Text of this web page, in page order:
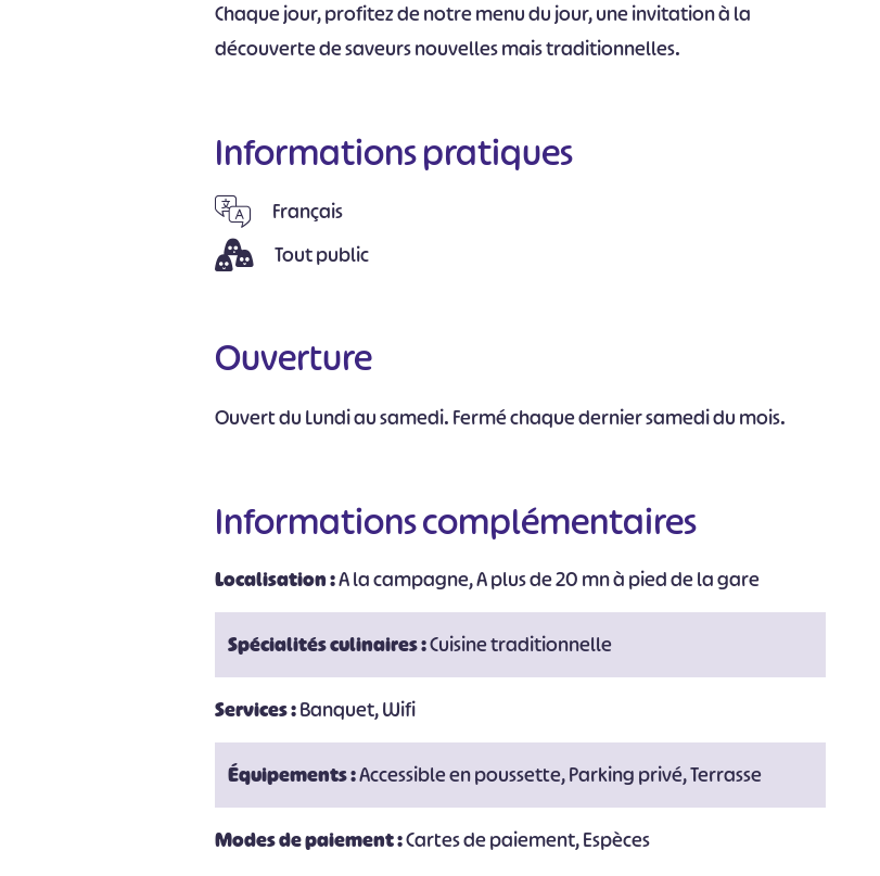
Chaque jour, profitez de notre menu du jour, une invitation à la
découverte de saveurs nouvelles mais traditionnelles.
Informations pratiques
Français
Tout public
Ouverture
Ouvert du Lundi au samedi. Fermé chaque dernier samedi du mois.
Informations complémentaires
Localisation :A la campagne, A plus de 20 mn à pied de la gare
Spécialités culinaires :Cuisine traditionnelle
Services :Banquet, Wifi
Équipements :Accessible en poussette, Parking privé, Terrasse
Modes de paiement :Cartes de paiement, Espèces